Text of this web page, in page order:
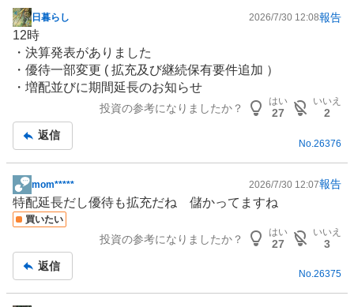
掲
示
日暮らし 2026/7/30 12:08報告
12時
・決算発表がありました
・優待一部変更 ( 拡充及び継続保有要件追加 ）
・増配並びに期間延長のお知らせ
投資の参考になりましたか？
はい
27
いいえ
2
返信
No. 26376
掲
示
板
mom***** 2026/7/30 12:07報告
特配延長だし優待も拡充だね 儲かってますね
買いたい
投資の参考になりましたか？
はい
27
いいえ
3
返信
No.26375